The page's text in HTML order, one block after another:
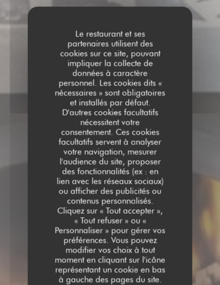
Le restaurant et ses
partenaires utilisent des
cookies sur ce site, pouvant
impliquer la collecte de
données à caractère
personnel. Les cookies dits «
nécessaires » sont obligatoires
et installés par défaut.
D'autres cookies facultatifs
nécessitent votre
consentement. Ces cookies
facultatifs servent à analyser
votre navigation, mesurer
l'audience du site, proposer
des fonctionnalités (ex : en
lien avec les réseaux sociaux)
ou afficher des publicités ou
contenus personnalisés.
Cliquez sur « Tout accepter »,
« Tout refuser » ou «
Personnaliser » pour gérer vos
préférences. Vous pouvez
modifier vos choix à tout
moment en cliquant sur l'icône
représentant un cookie en bas
à gauche des pages du site.
AU FEU DE BOIS
RESTAURANT TRADITIONNEL
BEAURAINS